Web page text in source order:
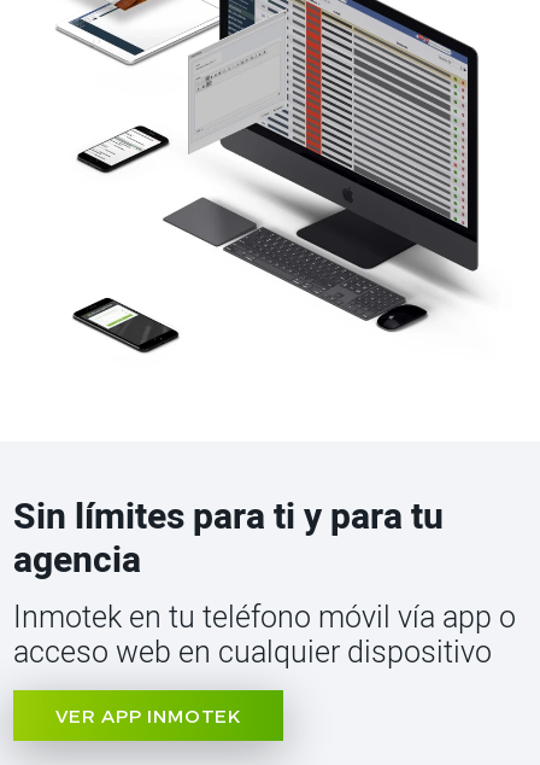
Sin límites para ti y para tu
agencia
Inmotek en tu teléfono móvil vía app o
acceso web en cualquier dispositivo
VER APP INMOTEK